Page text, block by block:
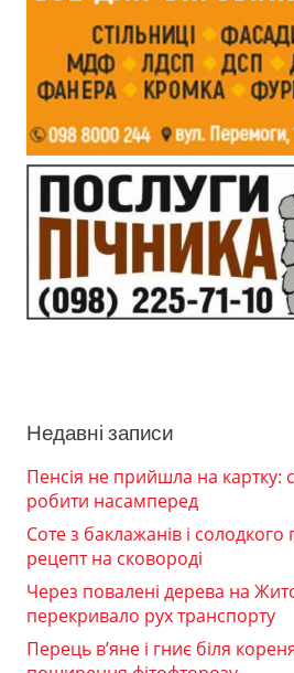
Недавні записи
Пенсія не прийшла на картку:
робити насамперед
Соте з баклажанів і
рецепт на сковороді
Через повалені дерева на
перекривало рух транспорту
Перець в’яне і гниє біля